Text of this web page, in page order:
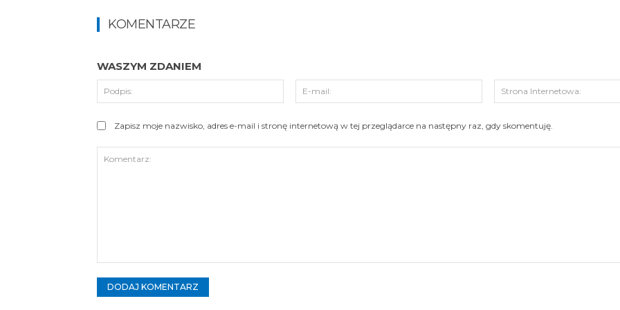
KOMENTARZE
WASZYM ZDANIEM
Podpis:
mail:
Zapisz moje nazwisko, adres e-mail i stronę internetową w tej przeglądarce na następny raz, gdy skomentuję.